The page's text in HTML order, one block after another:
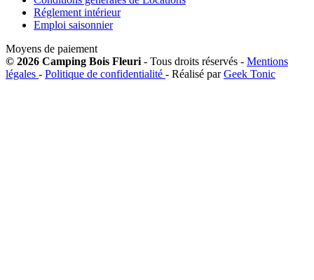
Réglement intérieur
Emploi saisonnier
Moyens de paiement
© 2026 Camping Bois Fleuri - Tous droits réservés - Mentions
légales - Politique de confidentialité - Réalisé parGeek Tonic